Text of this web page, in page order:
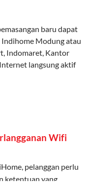
kuota.
bersama-sama oleh
yang terdaftar.
baru dapat
Modung atau
Indomaret, Kantor
langsung aktif
Wifi
pelanggan perlu
ketentuan yang